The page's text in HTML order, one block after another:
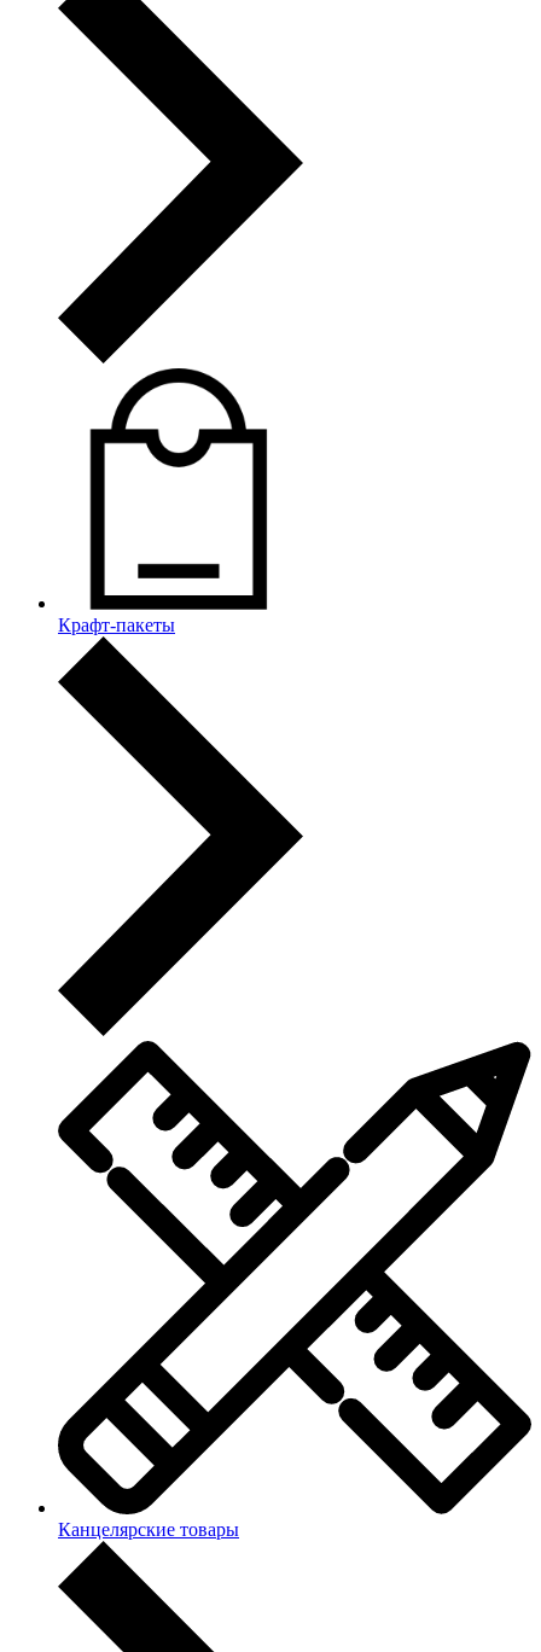
Крафт-пакеты
Канцелярские товары